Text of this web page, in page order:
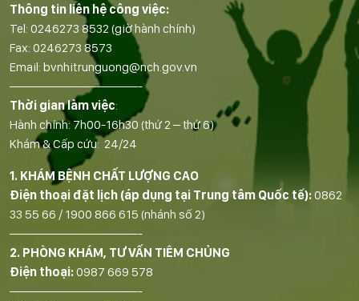
Thông tin liên hệ công việc:
Tel: 0246273 8532 (giờ hành chính)
Fax: 0246273 8573
Email: bvnhitrunguong@nch.gov.vn
——————————-
Thời gian làm việc:
Hành chính: 7h00-16h30 (thứ 2 – thứ 6)
Khám & Cấp cứu: 24/24
1. KHÁM BỆNH CHẤT LƯỢNG CAO
Điện thoại đặt lịch (áp dụng tại Trung tâm Quốc tế):0862
33 55 66 / 1900 866 615 (nhánh số 2)
——————————-
2. PHÒNG KHÁM, TƯ VẤN TIÊM CHỦNG
Điện thoại:0987 669 578
——————————-